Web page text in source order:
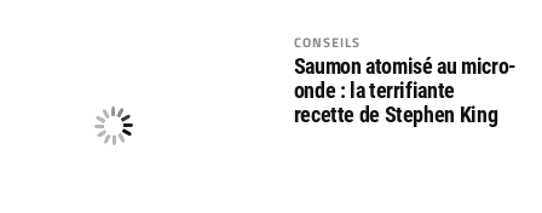
CONSEILS
Saumon atomisé au micro-
onde : la terrifiante
recette de Stephen King